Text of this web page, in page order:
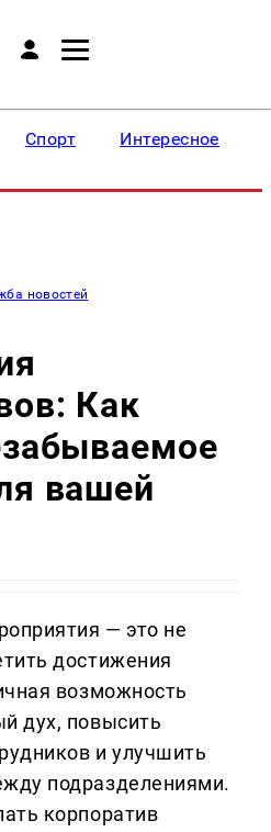
Спорт Интересное
новостей
Как
вашей
— это не
достижения
возможность
дух, повысить
и улучшить
подразделениями.
корпоратив